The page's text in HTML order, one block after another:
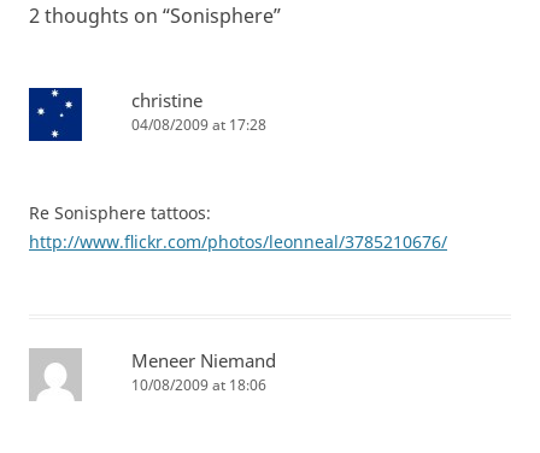
2 thoughts on “Sonisphere”
christine
04/08/2009 at 17:28
Re Sonisphere tattoos:
http://www.flickr.com/photos/leonneal/3785210676/
Meneer Niemand
10/08/2009 at 18:06